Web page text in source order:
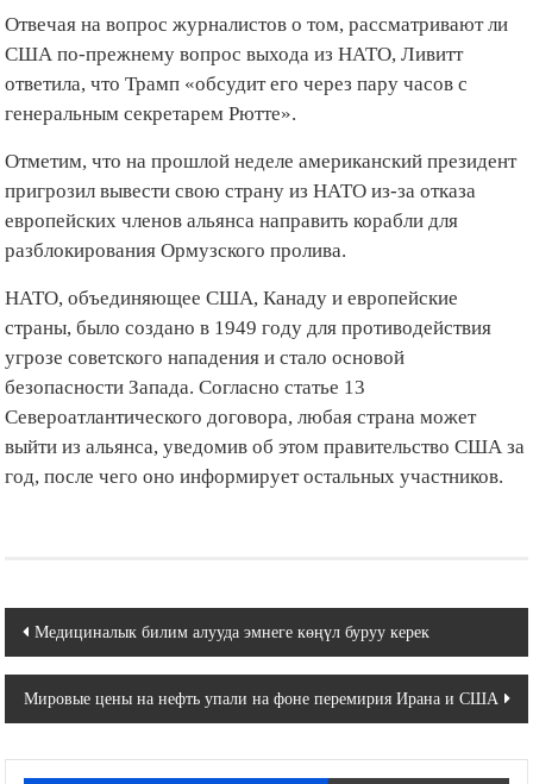
Отвечая на вопрос журналистов о том, рассматривают ли
США по-прежнему вопрос выхода из НАТО, Ливитт
ответила, что Трамп «обсудит его через пару часов с
генеральным секретарем Рютте».
Отметим, что на прошлой неделе американский президент
пригрозил вывести свою страну из НАТО из‑за отказа
европейских членов альянса направить корабли для
разблокирования Ормузского пролива.
НАТО, объединяющее США, Канаду и европейские
страны, было создано в 1949 году для противодействия
угрозе советского нападения и стало основой
безопасности Запада. Согласно статье 13
Североатлантического договора, любая страна может
выйти из альянса, уведомив об этом правительство США за
год, после чего оно информирует остальных участников.
Навигация
по
записям
Медициналык билим алууда эмнеге көңүл буруу керек
Мировые цены на нефть упали на фоне перемирия Ирана и США